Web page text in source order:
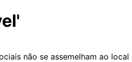
não se assemelham ao